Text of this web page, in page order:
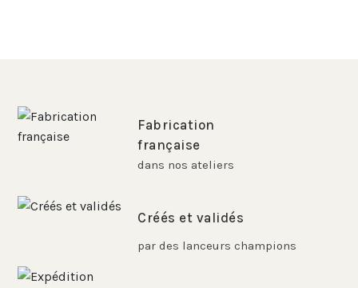
Fabrication
française
dans nos ateliers
Créés et validés
par des lanceurs champions